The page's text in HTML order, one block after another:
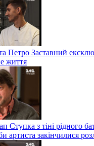
Петро Заставний
життя
Ступка з тіні рідного
артиста закінчилися